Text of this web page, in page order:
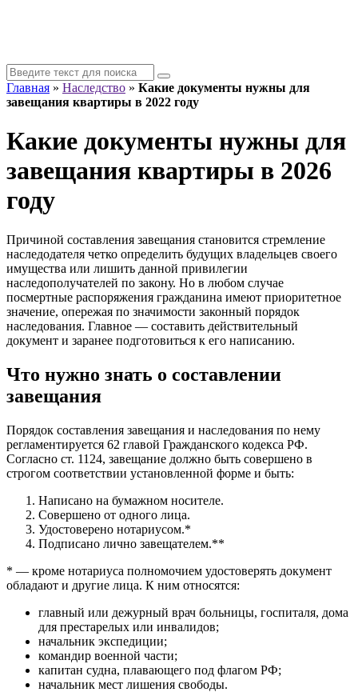
Главная » Наследство » Какие документы нужны для
завещания квартиры в 2022 году
Какие документы нужны для
завещания квартиры в 2026
году
Причиной составления завещания становится стремление
наследодателя четко определить будущих владельцев своего
имущества или лишить данной привилегии
наследополучателей по закону. Но в любом случае
посмертные распоряжения гражданина имеют приоритетное
значение, опережая по значимости законный порядок
наследования. Главное — составить действительный
документ и заранее подготовиться к его написанию.
Что нужно знать о составлении
завещания
Порядок составления завещания и наследования по нему
регламентируется 62 главой Гражданского кодекса РФ.
Согласно ст. 1124, завещание должно быть совершено в
строгом соответствии установленной форме и быть:
Написано на бумажном носителе.
Совершено от одного лица.
Удостоверено нотариусом.*
Подписано лично завещателем.**
* — кроме нотариуса полномочием удостоверять документ
обладают и другие лица. К ним относятся:
главный или дежурный врач больницы, госпиталя, дома
для престарелых или инвалидов;
начальник экспедиции;
командир военной части;
капитан судна, плавающего под флагом РФ;
начальник мест лишения свободы.